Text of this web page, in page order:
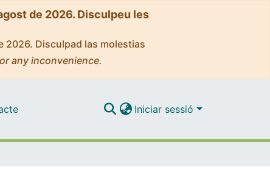
de 2026. Disculpeu les
2026. Disculpad las molestias
any inconvenience.
Iniciar sessió